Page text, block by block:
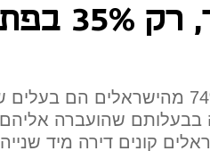
רוצים להישאר בעיר,
על פי הסקר החברתי לשנת 2019, 74% מהישראלים הם
בבעלותם שהועברה אליהם
קונים דירה מיד